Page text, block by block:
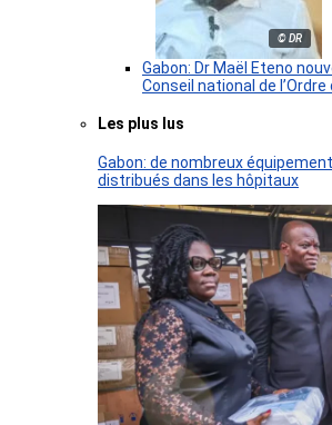
© DR
Gabon: Dr Maël Eteno
Conseil national de
Les plus lus
Gabon: de nombreux
distribués dans les hôpitaux